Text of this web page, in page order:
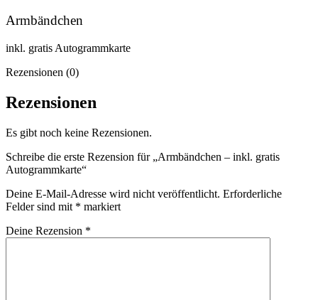
Armbändchen
inkl. gratis Autogrammkarte
Rezensionen (0)
Rezensionen
Es gibt noch keine Rezensionen.
Schreibe die erste Rezension für „Armbändchen – inkl. gratis
Autogrammkarte“
Deine E-Mail-Adresse wird nicht veröffentlicht. Erforderliche
Felder sind mit * markiert
Deine Rezension *